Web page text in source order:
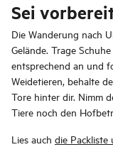
Sei
Die Wanderung nach
Gelände. Trage
entsprechend an und
Weidetieren, behalte
Tore hinter dir. Nimm
Tiere noch den
Lies auch die